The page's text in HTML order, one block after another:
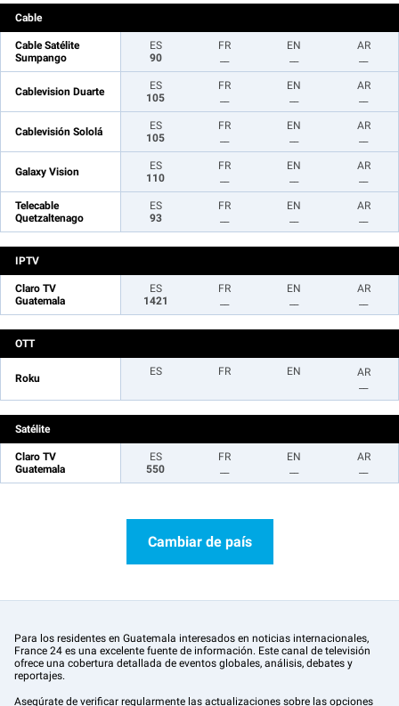
Cable
Cable Satélite
Sumpango
ES
90
FR
EN
AR
Cablevision Duarte
ES
105
FR
EN
AR
Cablevisión Sololá
ES
105
FR
EN
AR
Galaxy Vision
ES
110
FR
EN
AR
Telecable
Quetzaltenago
ES
93
FR
EN
AR
IPTV
Claro TV
Guatemala
ES
1421
FR
EN
AR
OTT
Roku
ES FR EN
AR
Satélite
Claro TV
Guatemala
ES
550
FR
EN
AR
Cambiar de país
Para los residentes en Guatemala interesados en noticias internacionales,
France 24 es una excelente fuente de información. Este canal de televisión
ofrece una cobertura detallada de eventos globales, análisis, debates y
reportajes.
Asegúrate de verificar regularmente las actualizaciones sobre las opciones